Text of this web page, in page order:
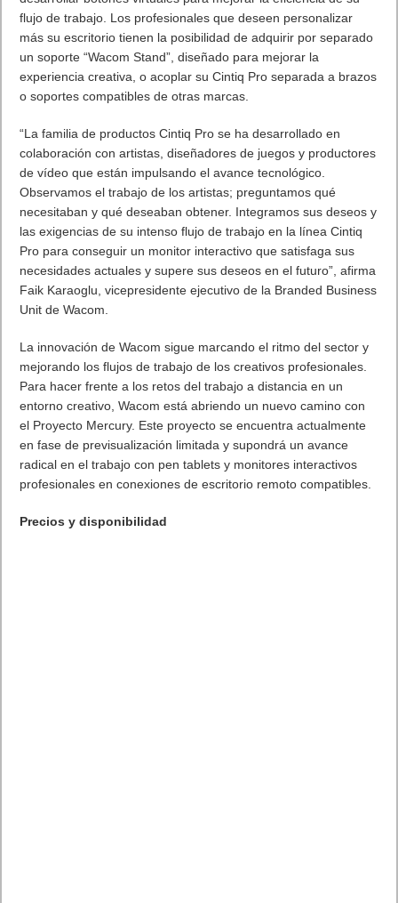
mejora tu rendimiento con un diseño icónico que te coloca en
la vía rápida.
• Edición Williams Esports – El Trono para las Carreras de
Esports Si las carreras están en tu sangre, entonces siempre
estarás en la posición de privilegio con la Edición Razer Enki
Pro Williams Esports. Diseñada para la comodidad de juego
durante todo el día, ha llegado el momento de superar a la
competencia en una forma digna de campeones.»
Esta tres te costaran 1499 euros por la exclusividad.
La conclusión es que esta silla Razer Enki está más que
recomendada. Su precio es muy elevado y es la principal parte
negativa, pero si sois de los que os pasáis horas delante del
PC, consola, escribiendo, editando o incluso leyendo, es una
La nueva gama de sillas Razer Enki se puede comprar ya de
forma oficial a un precio de 399,99 euros. Están disponibles en
la web de la marca y en tiendas seleccionadas.
. Leer artículo completo en Frikipandi Razer Enki. Una silla
gamer comoda y duradera.